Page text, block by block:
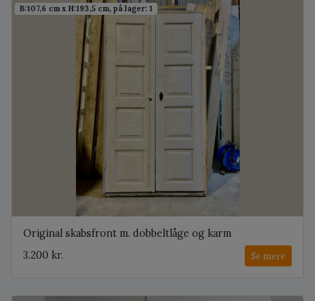
B:107,6 cm x H:193,5 cm, på lager: 1
Original skabsfront m. dobbeltlåge og karm
3.200 kr.
Se mere